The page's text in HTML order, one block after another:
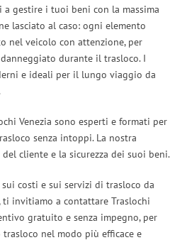
gestire i tuoi beni con la massima
lasciato al caso: ogni elemento
nel veicolo con attenzione, per
durante il trasloco. I
e ideali per il lungo viaggio da
Venezia sono esperti e formati per
senza intoppi. La nostra
cliente e la sicurezza dei suoi beni.
costi e sui servizi di trasloco da
ti invitiamo a contattare Traslochi
gratuito e senza impegno, per
nel modo più efficace e